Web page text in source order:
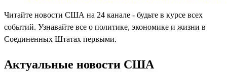
Читайте новости США на 24 канале - будьте в курсе всех
событий. Узнавайте все о политике, экономике и жизни в
Соединенных Штатах первыми.
Актуальные новости США